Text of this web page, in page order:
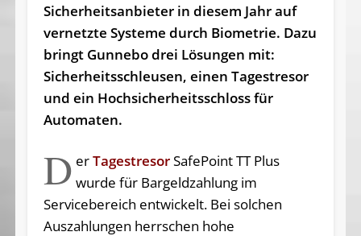
Sicherheitsanbieter in diesem Jahr auf
vernetzte Systeme durch Biometrie. Dazu
bringt Gunnebo drei Lösungen mit:
Sicherheitsschleusen, einen Tagestresor
und ein Hochsicherheitsschloss für
Automaten.
D erTagestresorSafePoint TT Plus
wurde für Bargeldzahlung im
Servicebereich entwickelt. Bei solchen
Auszahlungen herrschen hohe